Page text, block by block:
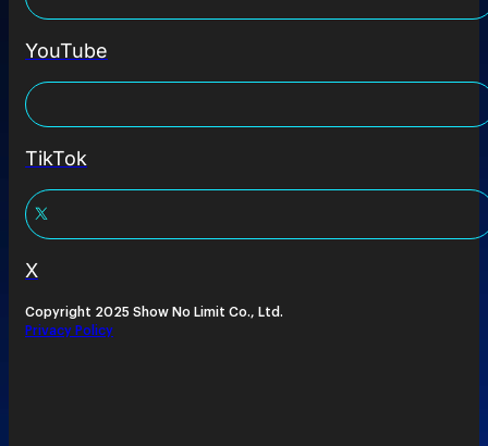
YouTube
TikTok
X
Copyright 2025 Show No Limit Co., Ltd.
Privacy Policy